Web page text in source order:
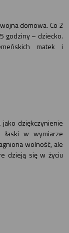
domowa. Co 2
godziny – dziecko.
matek i
jako dziękczynienie
w wymiarze
wolność, ale
dzieją się w życiu